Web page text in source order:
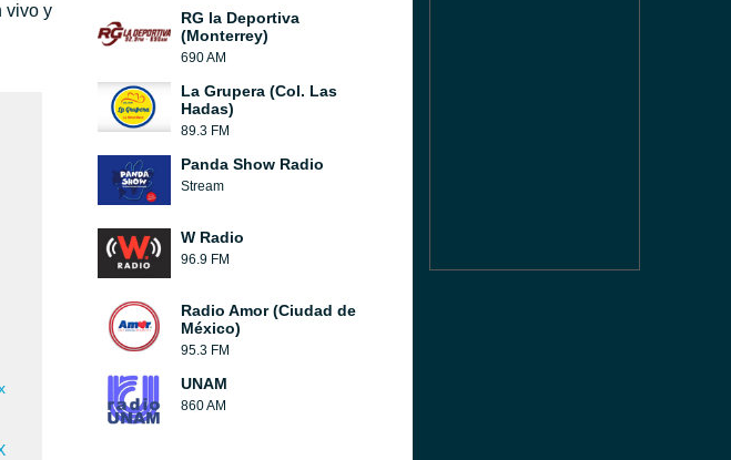
vivo y
RG la Deportiva
(Monterrey)
690 AM
La Grupera (Col. Las
Hadas)
89.3 FM
Panda Show Radio
Stream
W Radio
96.9 FM
Radio Amor (Ciudad de
México)
95.3 FM
UNAM
860 AM